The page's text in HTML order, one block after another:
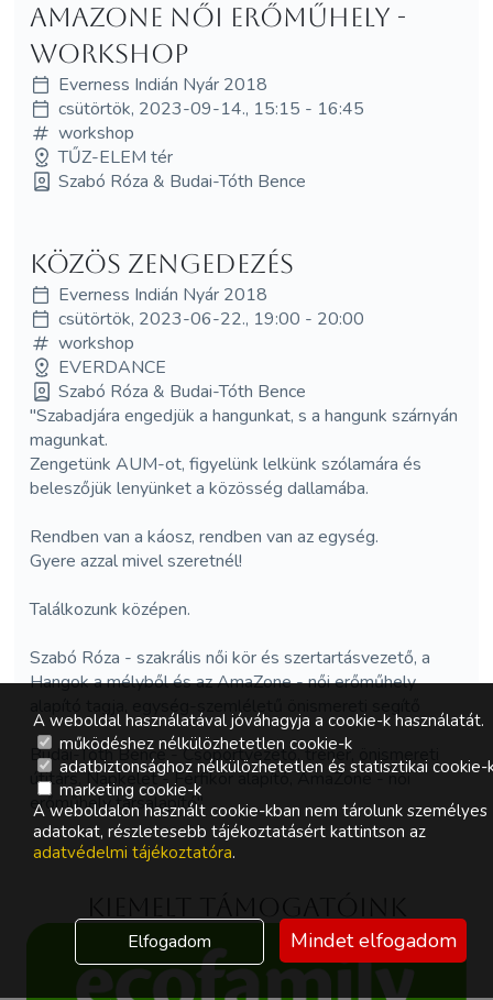
Amazone női erőműhely -
WORKSHOP
Everness Indián Nyár 2018
csütörtök, 2023-09-14., 15:15 - 16:45
workshop
TŰZ-ELEM tér
Szabó Róza & Budai-Tóth Bence
Közös zengedezés
Everness Indián Nyár 2018
csütörtök, 2023-06-22., 19:00 - 20:00
workshop
EVERDANCE
Szabó Róza & Budai-Tóth Bence
"Szabadjára engedjük a hangunkat, s a hangunk szárnyán
magunkat.
Zengetünk AUM-ot, figyelünk lelkünk szólamára és
beleszőjük lenyünket a közösség dallamába.
Rendben van a káosz, rendben van az egység.
Gyere azzal mivel szeretnél!
Találkozunk középen.
Szabó Róza - szakrális női kör és szertartásvezető, a
Hangok a mélyből és az AmaZone - női erőműhely
alapító tagja, egység-szemléletű önismereti segítő
Budai-Tóth Bence - Csoportvezető, tréner, önismereti
útitárs, Napkelet - Férfikör alapító, AmaZone - női
erőműhely társalapító"
A weboldal használatával jóváhagyja a cookie-k használatát.
működéshez nélkülözhetetlen cookie-k
adatbiztonsághoz nélkülözhetetlen és statisztikai cookie-
marketing cookie-k
A weboldalon használt cookie-kban nem tárolunk személyes
adatokat, részletesebb tájékoztatásért kattintson az
adatvédelmi tájékoztatóra.
Elfogadom Mindet elfogadom